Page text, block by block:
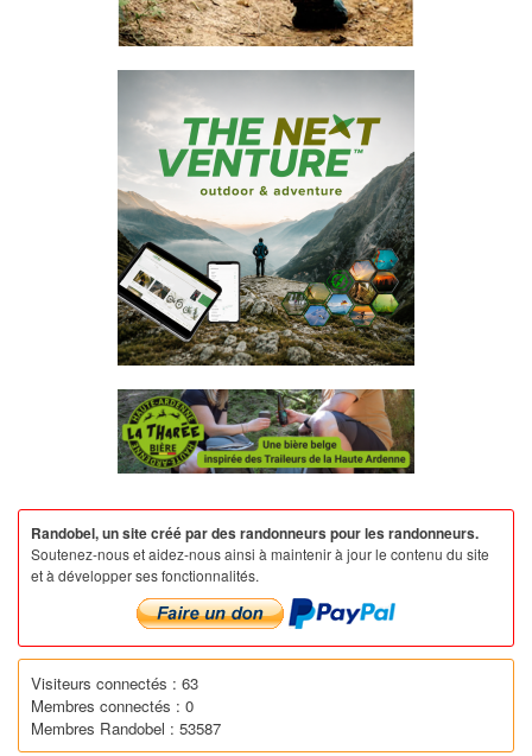
Randobel, un site créé par des randonneurs pour les randonneurs.
Soutenez-nous et aidez-nous ainsi à maintenir à jour le contenu du site
et à développer ses fonctionnalités.
Visiteurs connectés : 63
Membres connectés : 0
Membres Randobel : 53587